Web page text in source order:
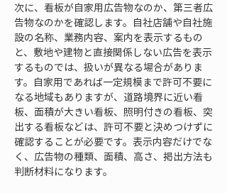
次に、看板が自家用広告物なのか、第三者広
告物なのかを確認します。自社店舗や自社施
設の名称、業務内容、案内を表示するもの
と、敷地や建物と直接関係しない広告を表示
するものでは、扱いが異なる場合がありま
す。自家用であれば一定規模まで許可不要に
なる地域もありますが、道路境界に近い看
板、面積が大きい看板、照明付きの看板、突
出する看板などは、許可不要と決めつけずに
確認することが必要です。表示内容だけでな
く、広告物の種類、面積、高さ、掲出方法も
判断材料になります。